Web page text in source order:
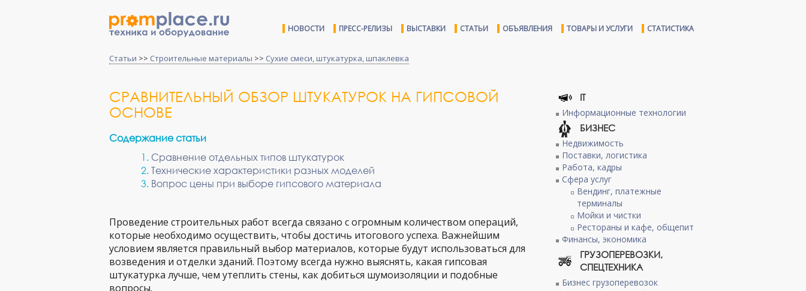
НОВОСТИ ПРЕСС-РЕЛИЗЫ ВЫСТАВКИ СТАТЬИ ОБЪЯВЛЕНИЯ ТОВАРЫ И УСЛУГИ СТАТИСТИКА
Статьи >> Строительные материалы >> Сухие смеси, штукатурка, шпаклевка
СРАВНИТЕЛЬНЫЙ ОБЗОР ШТУКАТУРОК НА ГИПСОВОЙ
ОСНОВЕ
Содержание статьи
Сравнение отдельных типов штукатурок
Технические характеристики разных моделей
Вопрос цены при выборе гипсового материала
Проведение строительных работ всегда связано с огромным количеством операций,
которые необходимо осуществить, чтобы достичь итогового успеха. Важнейшим
условием является правильный выбор материалов, которые будут использоваться для
возведения и отделки зданий. Поэтому всегда нужно выяснять, какая гипсовая
штукатурка лучше, чем утеплить стены, как добиться шумоизоляции и подобные
вопросы.
IT
Информационные технологии
БИЗНЕС
Недвижимость
Поставки, логистика
Работа, кадры
Сфера услуг
Вендинг, платежные
терминалы
Мойки и чистки
Рестораны и кафе, общепит
Финансы, экономика
ГРУЗОПЕРЕВОЗКИ,
СПЕЦТЕХНИКА
Бизнес грузоперевозок